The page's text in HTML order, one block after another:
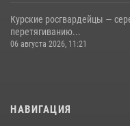
Курские росгвардейцы —
перетягиванию...
06 августа 2026, 11:21
НАВИГАЦИЯ